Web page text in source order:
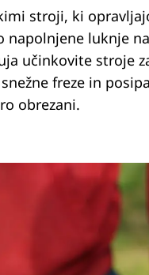
stroji, ki
luknje
učinkovite
freze in
obrezani.